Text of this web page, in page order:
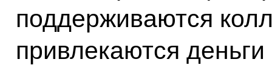
поддерживаются
привлекаются